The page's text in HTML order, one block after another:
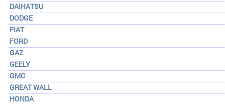
DAIHATSU
DODGE
FIAT
FORD
GAZ
GEELY
GMC
GREAT WALL
HONDA